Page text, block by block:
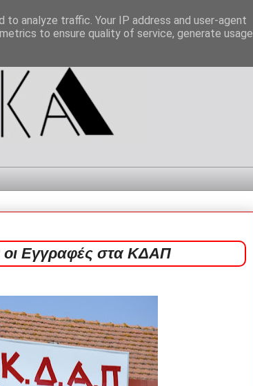
οι Εγγραφές στα ΚΔΑΠ
analyze traffic. Your IP address and user-agent
to ensure quality of service, generate usage